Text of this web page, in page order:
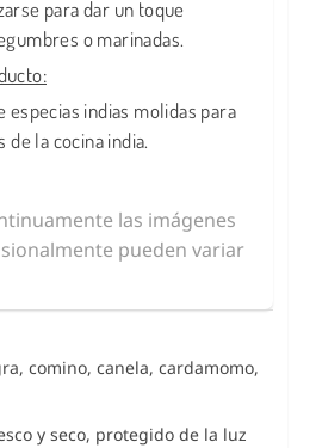
para dar un toque
o marinadas.
especias indias molidas para
la cocina india.
las imágenes
pueden variar
comino, canela, cardamomo,
y seco, protegido de la luz